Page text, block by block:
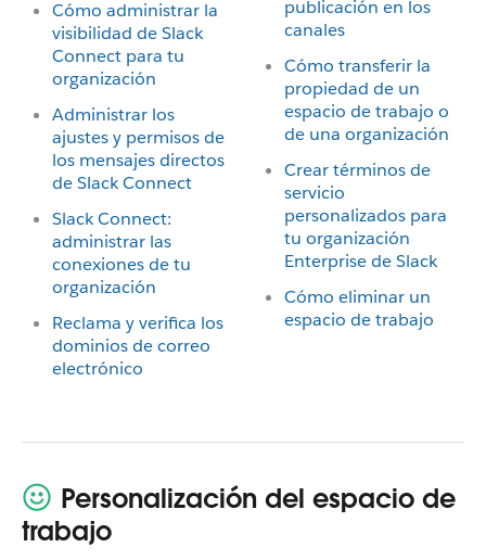
Cómo administrar la
visibilidad de Slack
Connect para tu
organización
Administrar los
ajustes y permisos de
los mensajes directos
de Slack Connect
Slack Connect:
administrar las
conexiones de tu
organización
Reclama y verifica los
dominios de correo
electrónico
publicación en los
canales
Cómo transferir la
propiedad de un
espacio de trabajo o
de una organización
Crear términos de
servicio
personalizados para
tu organización
Enterprise de Slack
Cómo eliminar un
espacio de trabajo
Personalización del espacio de
trabajo